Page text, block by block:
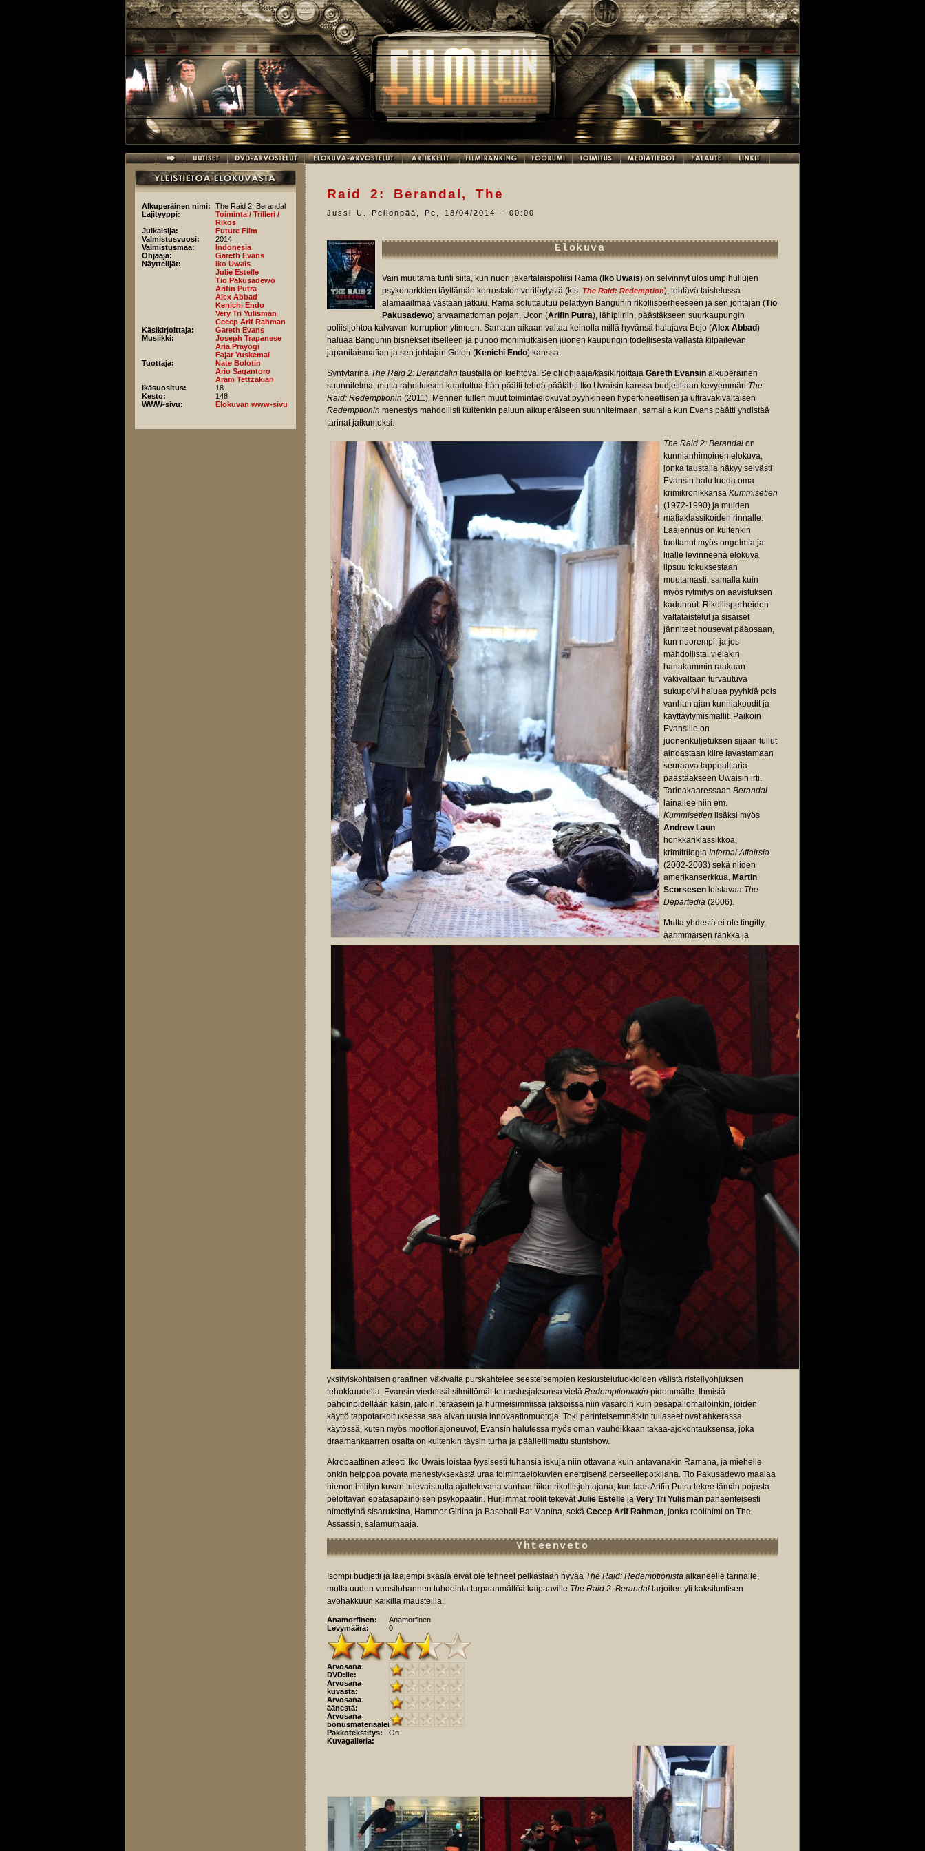
Alkuperäinen nimi:
The Raid 2: Berandal
Lajityyppi:
Toiminta / Trilleri /
Rikos
Julkaisija:
Future Film
Valmistusvuosi:
2014
Valmistusmaa:
Indonesia
Ohjaaja:
Gareth Evans
Näyttelijät:
Iko Uwais
Julie Estelle
Tio Pakusadewo
Arifin Putra
Alex Abbad
Kenichi Endo
Very Tri Yulisman
Cecep Arif Rahman
Käsikirjoittaja:
Gareth Evans
Musiikki:
Joseph Trapanese
Aria Prayogi
Fajar Yuskemal
Tuottaja:
Nate Bolotin
Ario Sagantoro
Aram Tettzakian
Ikäsuositus:
18
Kesto:
148
WWW-sivu:
Elokuvan www-sivu
Raid 2: Berandal, The
Jussi U. Pellonpää Pe, 18/04/2014 - 00:00
Elokuva
Vain muutama tunti siitä, kun nuori jakartalaispoliisi Rama ( Iko Uwais) on selvinnyt ulos umpihullujen
psykonarkkien täyttämän kerrostalon verilöylystä (kts. The Raid: Redemption), tehtävä taistelussa
alamaailmaa vastaan jatkuu. Rama soluttautuu pelättyyn Bangunin rikollisperheeseen ja sen johtajan (Tio
Pakusadewo) arvaamattoman pojan, Ucon (Arifin Putra), lähipiiriin, päästäkseen suurkaupungin
poliisijohtoa kalvavan korruption ytimeen. Samaan aikaan valtaa keinolla millä hyvänsä halajava Bejo (Alex Abbad)
haluaa Bangunin bisnekset itselleen ja punoo monimutkaisen juonen kaupungin todellisesta vallasta kilpailevan
japanilaismafian ja sen johtajan Goton (Kenichi Endo) kanssa.
Syntytarina The Raid 2: Berandalin taustalla on kiehtova. Se oli ohjaaja/käsikirjoittaja Gareth Evansin alkuperäinen
suunnitelma, mutta rahoituksen kaaduttua hän päätti tehdä päätähti Iko Uwaisin kanssa budjetiltaan kevyemmän The
Raid: Redemptionin (2011). Mennen tullen muut toimintaelokuvat pyyhkineen hyperkineettisen ja ultraväkivaltaisen
Redemptionin menestys mahdollisti kuitenkin paluun alkuperäiseen suunnitelmaan, samalla kun Evans päätti yhdistää
tarinat jatkumoksi.
The Raid 2: Berandal on
kunnianhimoinen elokuva,
jonka taustalla näkyy selvästi
Evansin halu luoda oma
krimikronikkansa Kummisetien
(1972-1990) ja muiden
mafiaklassikoiden rinnalle.
Laajennus on kuitenkin
tuottanut myös ongelmia ja
liialle levinneenä elokuva
lipsuu fokuksestaan
muutamasti, samalla kuin
myös rytmitys on aavistuksen
kadonnut. Rikollisperheiden
valtataistelut ja sisäiset
jänniteet nousevat pääosaan,
kun nuorempi, ja jos
mahdollista, vieläkin
hanakammin raakaan
väkivaltaan turvautuva
sukupolvi haluaa pyyhkiä pois
vanhan ajan kunniakoodit ja
käyttäytymismallit. Paikoin
Evansille on
juonenkuljetuksen sijaan tullut
ainoastaan kiire lavastamaan
seuraava tappoalttaria
päästääkseen Uwaisin irti.
Tarinakaaressaan Berandal
lainailee niin em.
Kummisetien lisäksi myös
Andrew Laun
honkkariklassikkoa,
krimitrilogia Infernal Affairsia
(2002-2003) sekä niiden
amerikanserkkua, Martin
Scorsesen loistavaa The
Departedia (2006).
Mutta yhdestä ei ole tingitty,
äärimmäisen rankka ja
yksityiskohtaisen graafinen väkivalta purskahtelee seesteisempien keskustelutuokioiden välistä risteilyohjuksen
tehokkuudella, Evansin viedessä silmittömät teurastusjaksonsa vielä Redemptioniakin pidemmälle. Ihmisiä
pahoinpidellään käsin, jaloin, teräasein ja hurmeisimmissa jaksoissa niin vasaroin kuin pesäpallomailoinkin, joiden
käyttö tappotarkoituksessa saa aivan uusia innovaatiomuotoja. Toki perinteisemmätkin tuliaseet ovat ahkerassa
käytössä, kuten myös moottoriajoneuvot, Evansin halutessa myös oman vauhdikkaan takaa-ajokohtauksensa, joka
draamankaarren osalta on kuitenkin täysin turha ja päälleliimattu stuntshow.
Akrobaattinen atleetti Iko Uwais loistaa fyysisesti tuhansia iskuja niin ottavana kuin antavanakin Ramana, ja miehelle
onkin helppoa povata menestyksekästä uraa toimintaelokuvien energisenä perseellepotkijana. Tio Pakusadewo maalaa
hienon hillityn kuvan tulevaisuutta ajattelevana vanhan liiton rikollisjohtajana, kun taas Arifin Putra tekee tämän pojasta
pelottavan epatasapainoisen psykopaatin. Hurjimmat roolit tekevätJulie Estelle ja Very Tri Yulisman pahaenteisesti
nimettyinä sisaruksina, Hammer Girlina ja Baseball Bat Manina, sekä Cecep Arif Rahman, jonka roolinimi on The
Assassin, salamurhaaja.
Yhteenveto
Isompi budjetti ja laajempi skaala eivät ole tehneet pelkästään hyvää The Raid: Redemptionista alkaneelle tarinalle,
mutta uuden vuosituhannen tuhdeinta turpaanmättöä kaipaaville The Raid 2: Berandal tarjoilee yli kaksituntisen
avohakkuun kaikilla mausteilla.
Anamorfinen:
Anamorfinen
Levymäärä:
0
Arvosana
DVD:lle:
Arvosana
kuvasta:
Arvosana
äänestä:
Arvosana
bonusmateriaaleista:
Pakkotekstitys:
On
Kuvagalleria: